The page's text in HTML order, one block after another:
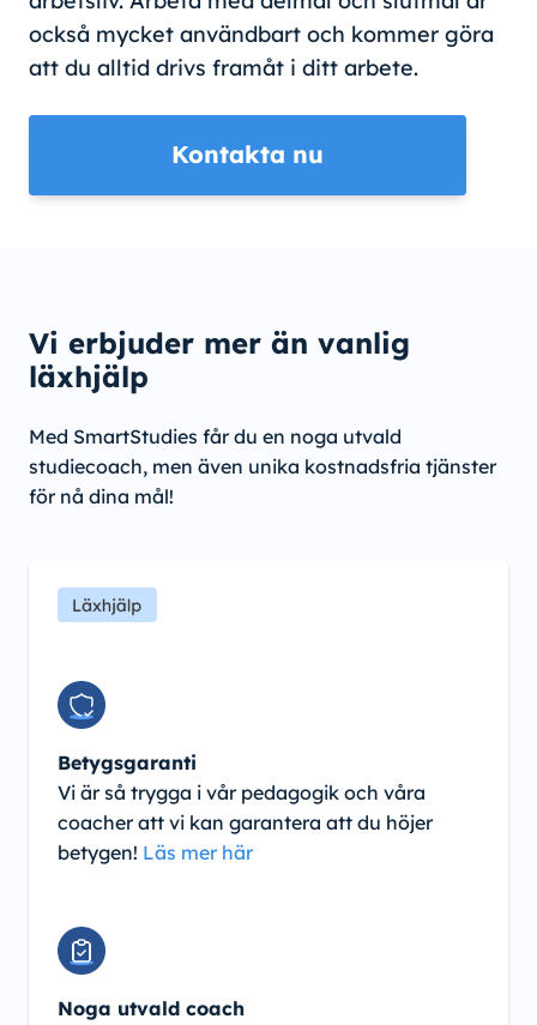
också mycket användbart och kommer göra
att du alltid drivs framåt i ditt arbete.
Kontakta nu
Vi erbjuder mer än vanlig
läxhjälp
Med SmartStudies får du en noga utvald
studiecoach, men även unika kostnadsfria tjänster
för nå dina mål!
Betygsgaranti
Vi är så trygga i vår pedagogik och våra
coacher att vi kan garantera att du höjer
betygen! Läs mer här
Noga utvald coach